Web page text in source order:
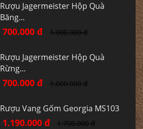
Rượu Jagermeister Hộp Quà
Băng...
700.000 đ 1.000.000 đ
Rượu Jagermeister Hộp Quà
Rừng...
700.000 đ 1.000.000 đ
Rượu Vang Gốm Georgia MS103
1.190.000 đ 1.700.000 đ